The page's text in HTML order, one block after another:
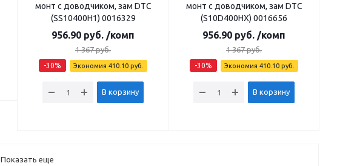
монт с доводчиком, зам DTC
(SS10400H1) 0016329
956.90 руб. /комп
1 367руб.
-30% Экономия 410.10руб.
В корзину
монт с доводчиком, зам DTC
(S10D400НХ) 0016656
956.90 руб. /комп
1 367руб.
-30% Экономия 410.10руб.
В корзину
Показать еще